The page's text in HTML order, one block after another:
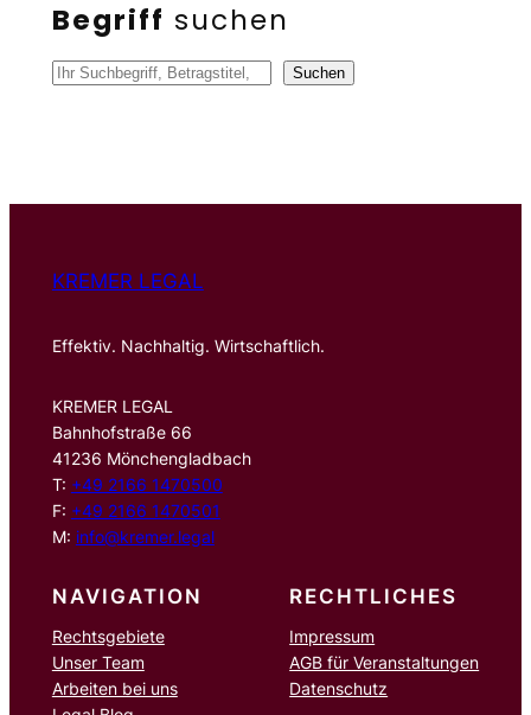
Begriff suchen
S
n
Suchen
KREMER LEGAL
Effektiv. Nachhaltig. Wirtschaftlich.
KREMER LEGAL
Bahnhofstraße 66
41236 Mönchengladbach
T: +49 2166 1470500
F: +49 2166 1470501
M: info@kremer.legal
NAVIGATION
Rechtsgebiete
Unser Team
Arbeiten bei uns
RECHTLICHES
Impressum
AGB für Veranstaltungen
Datenschutz